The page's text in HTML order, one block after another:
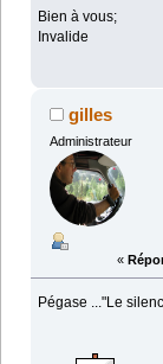
Bien à vous;
Invalide
gilles
Administrateur
«
Pégase ..."Le